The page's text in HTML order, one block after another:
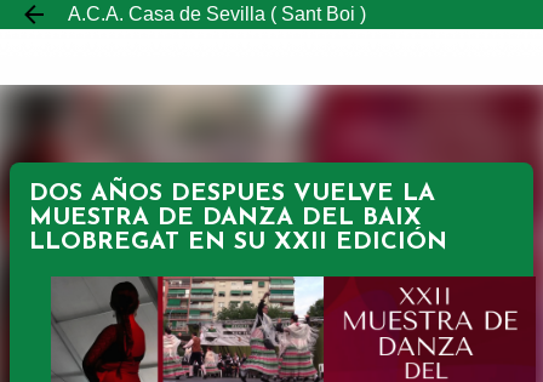
Ir al contenido principal
A.C.A. Casa de Sevilla ( Sant Boi )
DOS AÑOS DESPUES VUELVE LA
MUESTRA DE DANZA DEL BAIX
LLOBREGAT EN SU XXII EDICIÓN